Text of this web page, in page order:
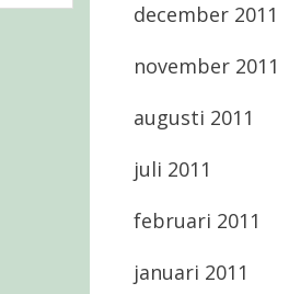
december 2011
november 2011
augusti 2011
juli 2011
februari 2011
januari 2011